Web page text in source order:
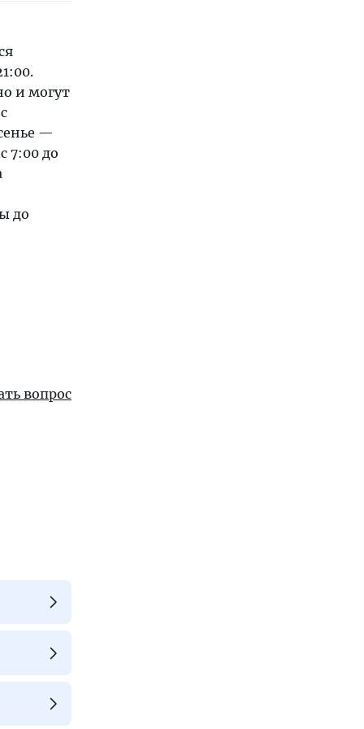
и могут
—
7:00 до
до
вопрос